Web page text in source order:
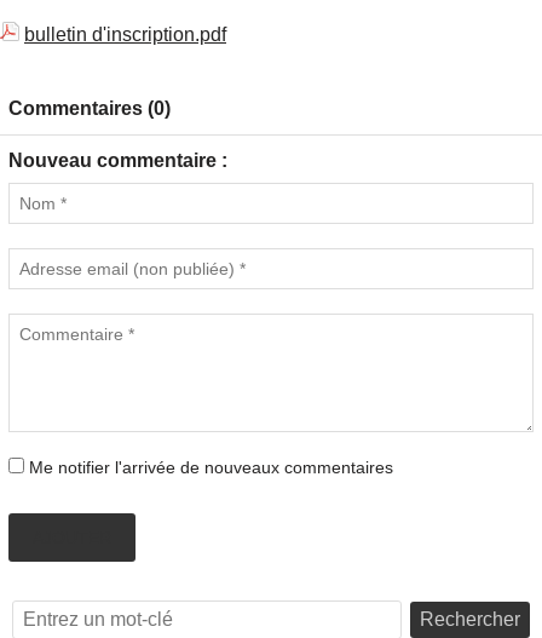
bulletin d'inscription.pdf
Commentaires (0)
Nouveau commentaire :
Me notifier l'arrivée de nouveaux commentaires
Rechercher